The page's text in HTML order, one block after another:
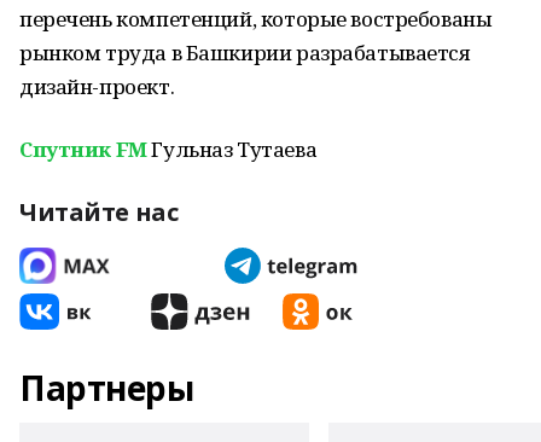
перечень компетенций, которые востребованы
рынком труда в Башкирии разрабатывается
дизайн-проект.
Спутник FMГульназ Тутаева
Читайте нас
Партнеры